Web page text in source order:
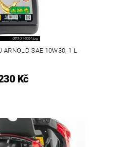
ARNOLD SAE 10W30, 1 L
Kč